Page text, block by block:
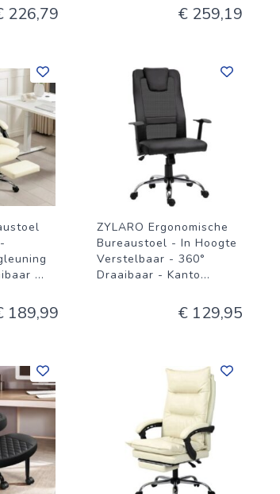
226,79 € 259,19
...
189,99
ZYLARO Ergonomische
Bureaustoel - In Hoogte
Verstelbaar - 360°
Draaibaar - Kanto...
€ 129,95